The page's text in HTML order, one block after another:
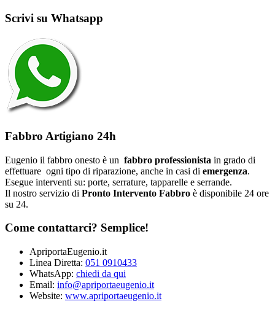
Scrivi su Whatsapp
Fabbro Artigiano 24h
Eugenio il fabbro onesto è un fabbro professionista in grado di
effettuare ogni tipo di riparazione, anche in casi di emergenza.
Esegue interventi su: porte, serrature, tapparelle e serrande.
Il nostro servizio di Pronto Intervento Fabbro è disponibile 24 ore
su 24.
Come contattarci? Semplice!
ApriportaEugenio.it
Linea Diretta: 051 0910433
WhatsApp: chiedi da qui
Email: info@apriportaeugenio.it
Website: www.apriportaeugenio.it